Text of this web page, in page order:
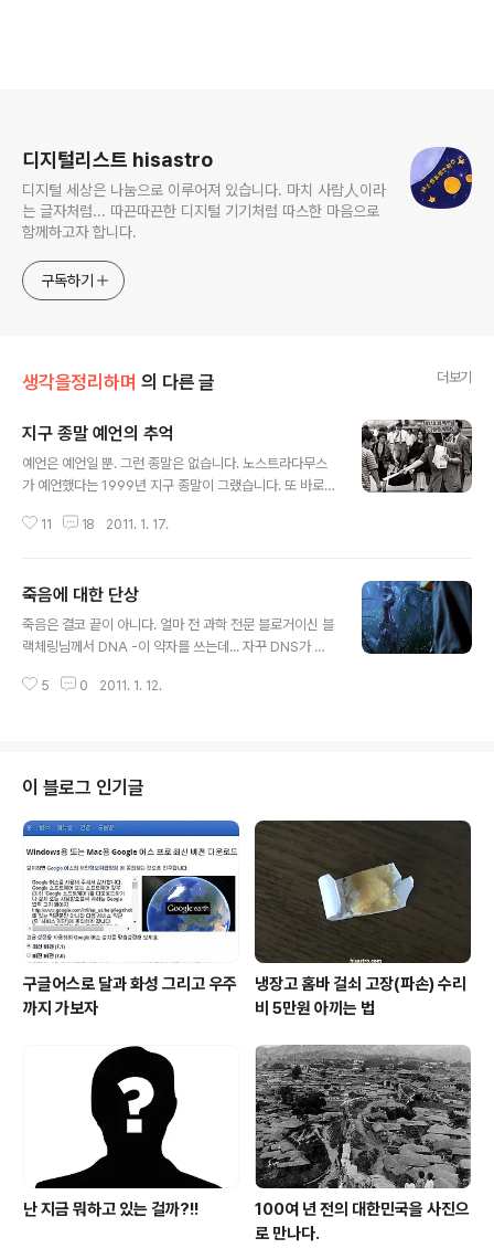
디지털리스트 hisastro
디지털 세상은 나눔으로 이루어져 있습니다. 마치 사람人이라
는 글자처럼... 따끈따끈한 디지털 기기처럼 따스한 마음으로
함께하고자 합니다.
구독하기
생각을정리하며 의 다른 글 더보기
지구 종말 예언의 추억
예언은 예언일 뿐. 그런 종말은 없습니다. 노스트라다무스
가 예언했다는 1999년 지구 종말이 그랬습니다. 또 바로
러 문제들을 묶어 당장이라도 어찌 될 듯했던 Y2K(2천 년)
합니다. 물론 사회적으로 표면화되어 일어났던 일들뿐만
아니라 소소하게 웃지 못할 촌극으로 종결된 사이비 종교
들의 사건들도 우리가 모르는 사이에 적잖이 있었을 겁니
선인가라고 하는 일부 기독교 종파 -기독교 내에서는 이단
11 18 2011. 1. 17.
죽음에 대한 단상
죽음은 결코 끝이 아니다. 얼마 전 과학 전문 블로거이신 블
랙체링님께서 DNA -이 약자를 쓰는데... 자꾸 DNS가 쳐
삼 간단한 것이 아님을 느끼게 합니다. 그런데, 또 생각을
않는다"라는 제목의 글을 쓰셨고, 제가 전문적 식견을 가지
고 있지는 않지만, 관심을 지닌 내용이라서 관심있게 읽어
보게 되었습니다. 내용이 워낙 방대한 범위를 담고 있는지
라 가볍게 볼 수 있는 포스트는 아니었으나, 부문 부문 와닿
는 내용은 작지 않은 도움이 되었습니다. 지금 작성하는 본
글은 블..
5 0 2011. 1. 12.
이 블로그 인기글
구글어스로 달과 화성 그리고 우주
까지 가보자
냉장고 홈바 걸쇠 고장(파손) 수리
비 5만원 아끼는 법
난 지금 뭐하고 있는 걸까?!!
100여 년 전의 대한민국을 사진으
로 만나다.